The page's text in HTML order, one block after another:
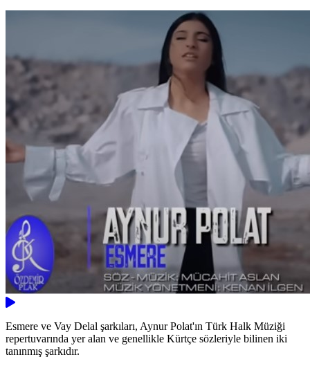
Esmere ve Vay Delal şarkıları, Aynur Polat'ın Türk Halk Müziği
repertuvarında yer alan ve genellikle Kürtçe sözleriyle bilinen iki
tanınmış şarkıdır.